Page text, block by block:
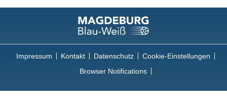
Impressum Kontakt Datenschutz
Cookie-Einstellungen
Browser Notifications